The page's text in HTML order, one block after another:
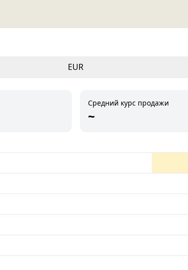
EUR
Средний курс продажи
~